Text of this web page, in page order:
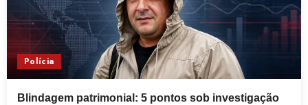
Polícia
Blindagem patrimonial: 5 pontos sob investigação